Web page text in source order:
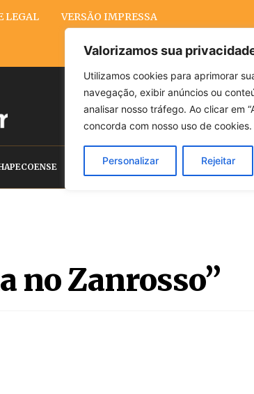
Valorizamos sua
Utilizamos cookies para aprimorar
navegação, exibir anúncios ou
analisar nosso tráfego. Ao clicar em
concorda com nosso uso de cookies.
Personalizar Rejeitar
LEGAL VERSÃO IMPRESSA
POLÍTICA CLIMA
no Zanrosso”